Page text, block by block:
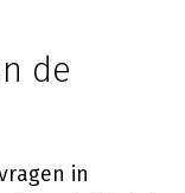
de
in